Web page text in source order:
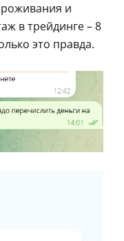
и
в трейдинге – 8
это правда.